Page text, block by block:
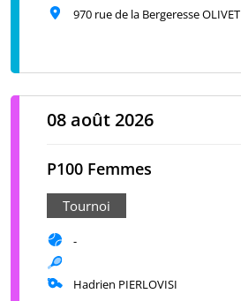
970 rue de la Bergeresse OLIVET
08 août 2026
P100 Femmes
Tournoi
-
Hadrien PIERLOVISI